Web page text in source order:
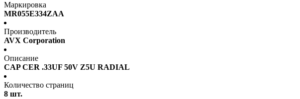
Маркировка
MR055E334ZAA
Производитель
AVX Corporation
Описание
CAP CER .33UF 50V Z5U RADIAL
Количество страниц
8 шт.